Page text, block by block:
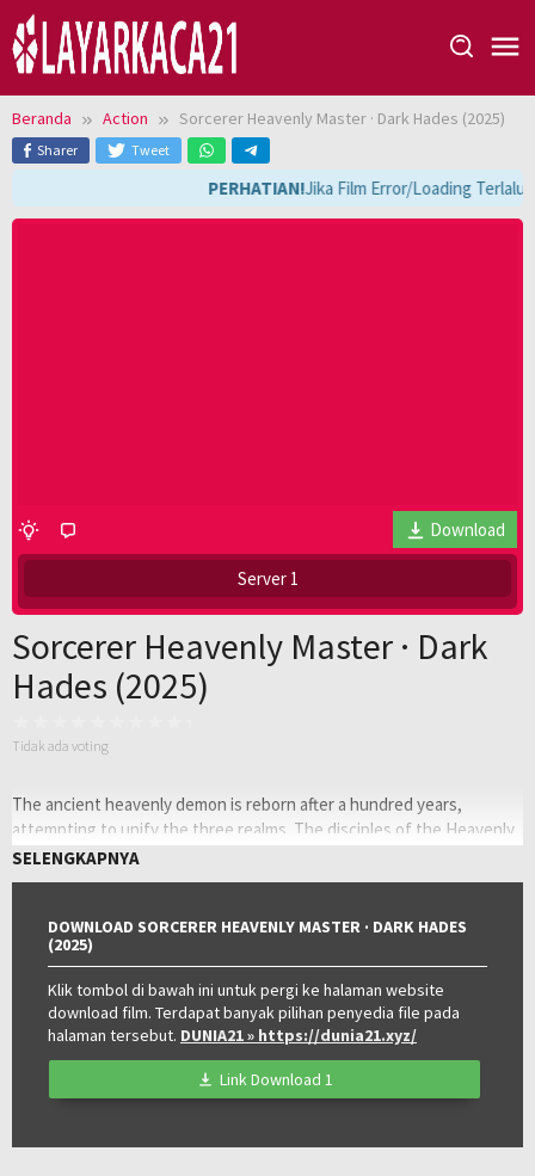
Loncat
ke
konten
Beranda Action Sorcerer Heavenly Master · Dark Hades (2025)
Sharer Tweet
PERHATIAN!Jika Film Error/Loading Terlalu
Download
Server 1
Sorcerer Heavenly Master · Dark
Hades (2025)
Tidak ada voting
The ancient heavenly demon is reborn after a hundred years,
attempting to unify the three realms. The disciples of the Heavenly
Master Way fiercely resist. As the heavenly demon is on the brink of
death, it captures its primordial spirit into the body of the next
Wang Xuanzhi, , in order to suppress…
Oleh:
LAYARKACA21
Diposting
pada:
Juni 26, 2026
Genre:
Action,Adventure,Drama,Fantasy
Tahun:
2025
Rilis:
5 Jan 2025
Direksi:
Li Fei
SELENGKAPNYA
DOWNLOAD SORCERER HEAVENLY MASTER · DARK HADES
(2025)
Klik tombol di bawah ini untuk pergi ke halaman website
download film. Terdapat banyak pilihan penyedia file pada
halaman tersebut. DUNIA21» https://dunia21.xyz/
Link Download 1